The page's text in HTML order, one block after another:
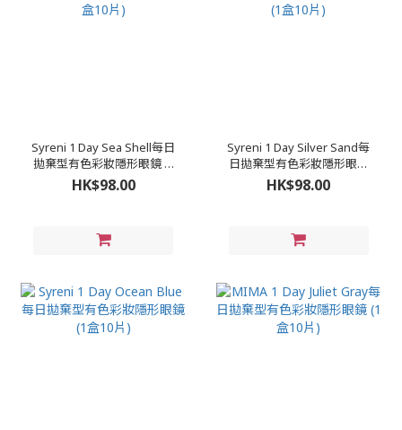
Syreni 1 Day Sea Shell每日
拋棄型有色彩妝隱形眼鏡 (1
盒10片)
HK$98.00
Syreni 1 Day Silver Sand每
日拋棄型有色彩妝隱形眼鏡
(1盒10片)
HK$98.00